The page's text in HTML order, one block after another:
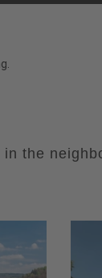
in the